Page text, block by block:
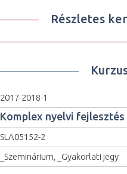
Részletes
2017-2018-1
Komplex nyelvi
SLA05152-2
_Szeminárium, _Gyakorlati jegy